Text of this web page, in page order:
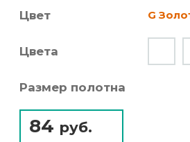
Цвет G
Цвета
Размер полотна
84 руб.